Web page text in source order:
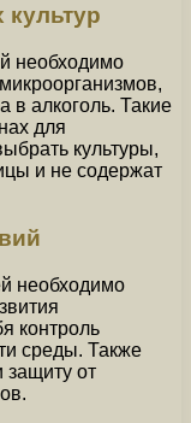
необходимо
в алкоголь. Такие
для
культуры,
и не содержат
необходимо
контроль
среды. Также
защиту от